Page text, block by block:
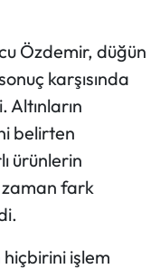
Özdemir, düğün
karşısında
Altınların
belirten
ürünlerin
fark
işlem